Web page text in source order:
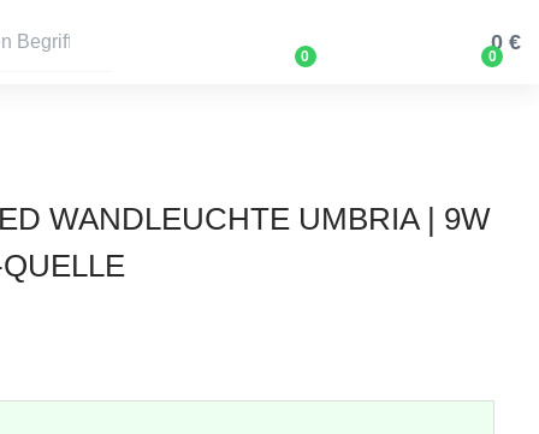
0 0
0 €
WANDLEUCHTE UMBRIA | 9W